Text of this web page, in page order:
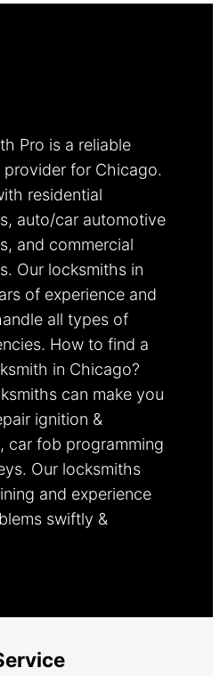
Pro is a reliable
for Chicago.
residential
auto/car automotive
and commercial
Our locksmiths in
of experience and
all types of
How to find a
in Chicago?
can make you
ignition &
car fob programming
Our locksmiths
and experience
swiftly &